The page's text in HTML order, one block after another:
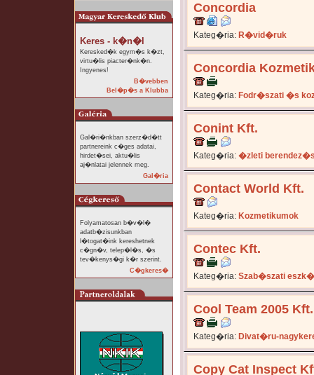
Keres - k�n�l
Keresked�k egym�s k�zt,
virtu�lis piacter�nk�n.
Ingyenes!
B�vebben
Bel�p�s a Klubba
Gal�ri�nkban szerz�d�tt
partnereink c�ges adatai,
hirdet�sei, aktu�lis
aj�nlatai jelennek meg.
Gal�ria
Folyamatosan b�v�l�
adatb�zisunkban
l�togat�ink kereshetnek
c�gn�v, telep�l�s, �s
tev�kenys�gi k�r szerint.
C�gkeres�
Concordia
Kateg�ria: R�vid�ruk
Concordia
Kateg�ria: Fodr�szati �s
Conint Kft.
Kateg�ria: �zleti
Contact World Kft.
Kateg�ria: Kozmetikumok
Contec Kft.
Kateg�ria: Szab�szati
Cool Team 2005 Kft.
Kateg�ria: Divat�ru-
Copy Cat Inspect